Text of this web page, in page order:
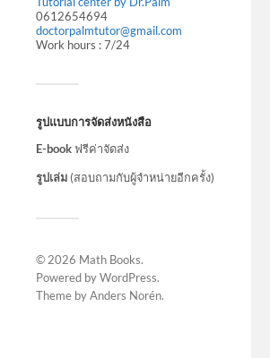
0612654694
doctorpalmtutor@gmail.com
Work hours : 7/24
รูปแบบการจัดส่งหนังสือ
E-bookฟรีค่าจัดส่ง
รูปเล่ม (สอบถามกับผู้จำหน่ายอีกครั้ง)
© 2026 Math Books.
Powered byWordPress.
Theme byAnders Norén.